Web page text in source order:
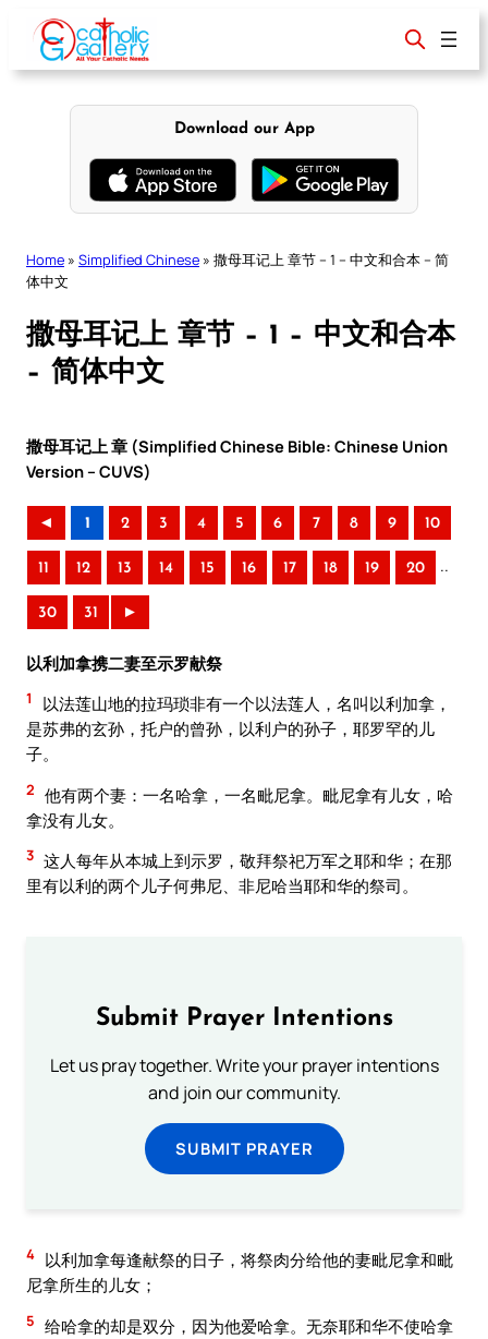
content
Download our App
Home » Simplified Chinese » 撒母耳记上 章节 – 1 – 中文和合本 – 简
体中文
撒母耳记上 章节 – 1 – 中文和合本
– 简体中文
撒母耳记上 章 (Simplified Chinese Bible: Chinese Union
Version – CUVS)
◄ 1 2 3 4 5 6 7 8 9 10
11 12 13 14 15 16 17 18 19 20 ..
30 31 ►
以利加拿携二妻至示罗献祭
1
以法莲山地的拉玛琐非有一个以法莲人，名叫以利加拿，
是苏弗的玄孙，托户的曾孙，以利户的孙子，耶罗罕的儿
子。
2 他有两个妻：一名哈拿，一名毗尼拿。毗尼拿有儿女，哈
拿没有儿女。
3 这人每年从本城上到示罗，敬拜祭祀万军之耶和华；在那
里有以利的两个儿子何弗尼、非尼哈当耶和华的祭司。
Submit Prayer Intentions
Let us pray together. Write your prayer intentions
and join our community.
SUBMIT PRAYER
4 以利加拿每逢献祭的日子，将祭肉分给他的妻毗尼拿和毗
尼拿所生的儿女；
5 给哈拿的却是双分，因为他爱哈拿。无奈耶和华不使哈拿